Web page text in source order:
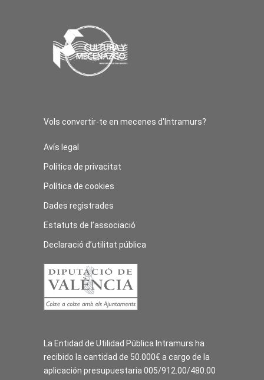
Vols convertir-te en mecenes d'Intramurs?
Avís legal
Política de privacitat
Política de cookies
Dades registrades
Estatuts de l’associació
Declaració d’utilitat pública
La Entidad de Utilidad Pública Intramurs ha
recibido la cantidad de 50.000€ a cargo de la
aplicación presupuestaria 005/912.00/480.00